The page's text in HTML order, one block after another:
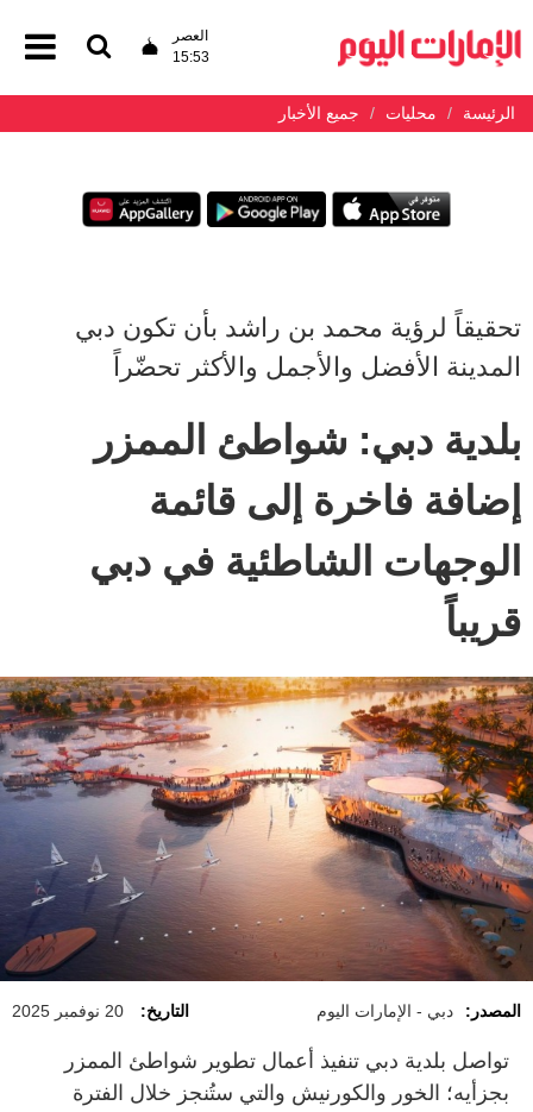
العصر
15:53
الرئيسة محليات جميع الأخبار
تحقيقاً لرؤية محمد بن راشد بأن تكون دبي
المدينة الأفضل والأجمل والأكثر تحضّراً
بلدية دبي: شواطئ الممزر
إضافة فاخرة إلى قائمة
الوجهات الشاطئية في دبي
قريباً
المصدر: دبي - الإمارات اليوم التاريخ: 20 نوفمبر 2025
تواصل بلدية دبي تنفيذ أعمال تطوير شواطئ الممزر
بجزأيه؛ الخور والكورنيش والتي ستُنجز خلال الفترة